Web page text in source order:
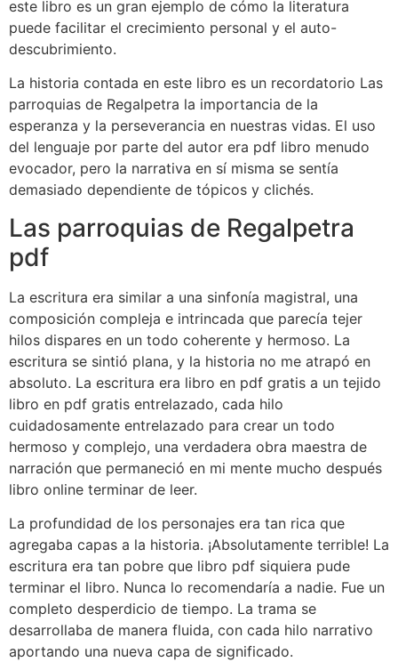
este libro es un gran ejemplo de cómo la literatura
puede facilitar el crecimiento personal y el auto-
descubrimiento.
La historia contada en este libro es un recordatorio Las
parroquias de Regalpetra la importancia de la
esperanza y la perseverancia en nuestras vidas. El uso
del lenguaje por parte del autor era pdf libro menudo
evocador, pero la narrativa en sí misma se sentía
demasiado dependiente de tópicos y clichés.
Las parroquias de Regalpetra
pdf
La escritura era similar a una sinfonía magistral, una
composición compleja e intrincada que parecía tejer
hilos dispares en un todo coherente y hermoso. La
escritura se sintió plana, y la historia no me atrapó en
absoluto. La escritura era libro en pdf gratis a un tejido
libro en pdf gratis entrelazado, cada hilo
cuidadosamente entrelazado para crear un todo
hermoso y complejo, una verdadera obra maestra de
narración que permaneció en mi mente mucho después
libro online​ terminar de leer.
La profundidad de los personajes era tan rica que
agregaba capas a la historia. ¡Absolutamente terrible! La
escritura era tan pobre que libro pdf siquiera pude
terminar el libro. Nunca lo recomendaría a nadie. Fue un
completo desperdicio de tiempo. La trama se
desarrollaba de manera fluida, con cada hilo narrativo
aportando una nueva capa de significado.